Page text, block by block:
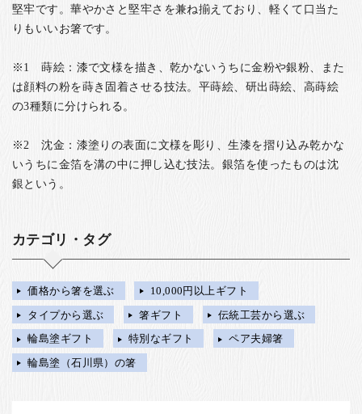
堅牢です。華やかさと堅牢さを兼ね揃えており、軽くて口当た
りもいいお箸です。
※1 蒔絵：漆で文様を描き、乾かないうちに金粉や銀粉、また
は顔料の粉を蒔き固着させる技法。平蒔絵、研出蒔絵、高蒔絵
の3種類に分けられる。
※2 沈金：漆塗りの表面に文様を彫り、生漆を摺り込み乾かな
いうちに金箔を溝の中に押し込む技法。銀箔を使ったものは沈
銀という。
カテゴリ・タグ
価格から箸を選ぶ
10,000円以上ギフト
タイプから選ぶ
箸ギフト
伝統工芸から選ぶ
輪島塗ギフト
特別なギフト
ペア夫婦箸
輪島塗（石川県）の箸